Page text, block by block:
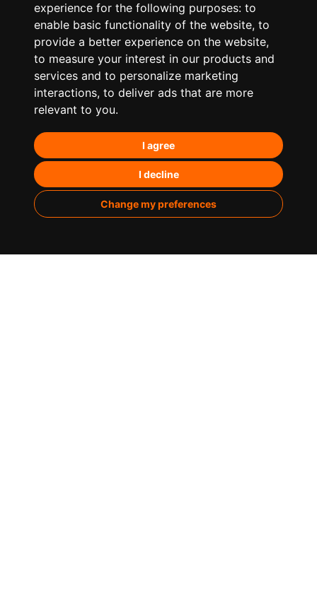
experience for the following purposes: to
enable basic functionality of the website, to
provide a better experience on the website,
to measure your interest in our products and
services and to personalize marketing
interactions, to deliver ads that are more
relevant to you.
I agree
I decline
Change my preferences
¿Qué hacemos?
Posicionamiento en IA’s
Paid Media
Marketing de contenidos
Analítica